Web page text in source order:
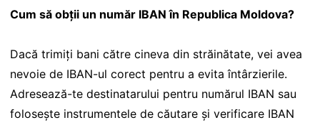
Cum să obții un număr IBAN în Republica Moldova?
Dacă trimiți bani către cineva din străinătate, vei avea
nevoie de IBAN-ul corect pentru a evita întârzierile.
Adresează-te destinatarului pentru numărul IBAN sau
folosește instrumentele de căutare și verificare IBAN